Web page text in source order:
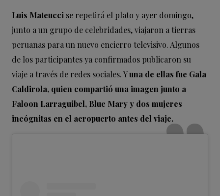
Luis Mateucci se repetirá el plato y ayer domingo,
junto a un grupo de celebridades, viajaron a tierras
peruanas para un nuevo encierro televisivo. Algunos
de los participantes ya confirmados publicaron su
viaje a través de redes sociales. Yuna de ellas fue Gala
Caldirola, quien compartió una imagen junto a
Faloon Larraguibel, Blue Mary y dos mujeres
incógnitas en el aeropuerto antes del viaje.